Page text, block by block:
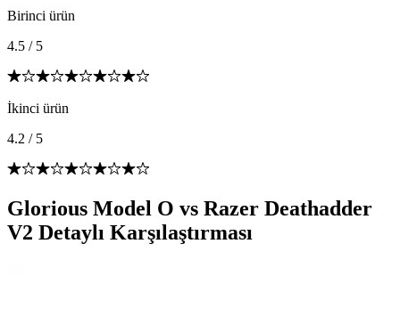
Birinci ürün
4.5 / 5
İkinci ürün
4.2 / 5
Glorious Model O vs Razer Deathadder
V2 Detaylı Karşılaştırması